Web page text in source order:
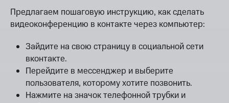
Предлагаем пошаговую инструкцию, как сделать
видеоконференцию в контакте через компьютер:
Зайдите на свою страницу в социальной сети
вконтакте.
Перейдите в мессенджер и выберите
пользователя, которому хотите позвонить.
Нажмите на значок телефонной трубки и